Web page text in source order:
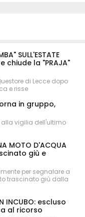
SULL'ESTATE
chiude la "PRAJA"
di Lecce dopo
e risse
torna in gruppo,
vigilia dell'ultimo
MOTO D'ACQUA
giù e
per segnalare a
trascinato giù dalla
INCUBO: escluso
al ricorso